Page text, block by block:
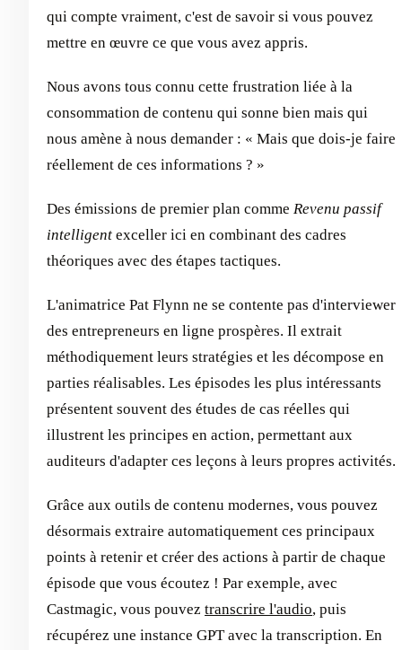
qui compte vraiment, c'est de savoir si vous pouvez
mettre en œuvre ce que vous avez appris.
Nous avons tous connu cette frustration liée à la
consommation de contenu qui sonne bien mais qui
nous amène à nous demander : « Mais que dois-je faire
réellement de ces informations ? »
Des émissions de premier plan comme Revenu passif
intelligent exceller ici en combinant des cadres
théoriques avec des étapes tactiques.
L'animatrice Pat Flynn ne se contente pas d'interviewer
des entrepreneurs en ligne prospères. Il extrait
méthodiquement leurs stratégies et les décompose en
parties réalisables. Les épisodes les plus intéressants
présentent souvent des études de cas réelles qui
illustrent les principes en action, permettant aux
auditeurs d'adapter ces leçons à leurs propres activités.
Grâce aux outils de contenu modernes, vous pouvez
désormais extraire automatiquement ces principaux
points à retenir et créer des actions à partir de chaque
épisode que vous écoutez ! Par exemple, avec
Castmagic, vous pouvez transcrire l'audio, puis
récupérez une instance GPT avec la transcription. En